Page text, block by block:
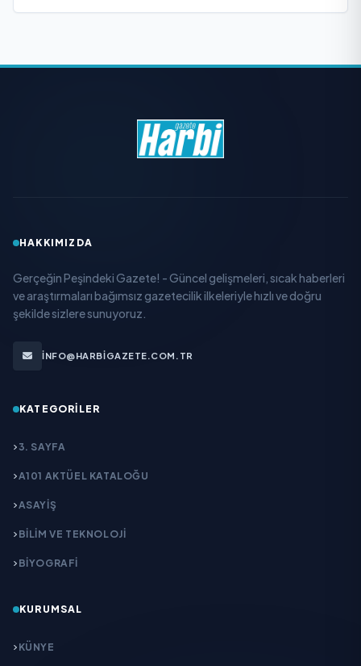
HAKKIMIZDA
Gerçeğin Peşindeki Gazete! - Güncel gelişmeleri, sıcak haberleri
ve araştırmaları bağımsız gazetecilik ilkeleriyle hızlı ve doğru
şekilde sizlere sunuyoruz.
INFO@HARBIGAZETE.COM.TR
KATEGORILER
3. SAYFA
A101 AKTÜEL KATALOĞU
ASAYİŞ
BİLİM VE TEKNOLOJİ
BİYOGRAFİ
KURUMSAL
KÜNYE